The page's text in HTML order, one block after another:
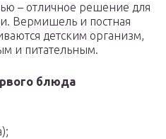
– отличное решение для
Вермишель и постная
детским организм,
и питательным.
блюда